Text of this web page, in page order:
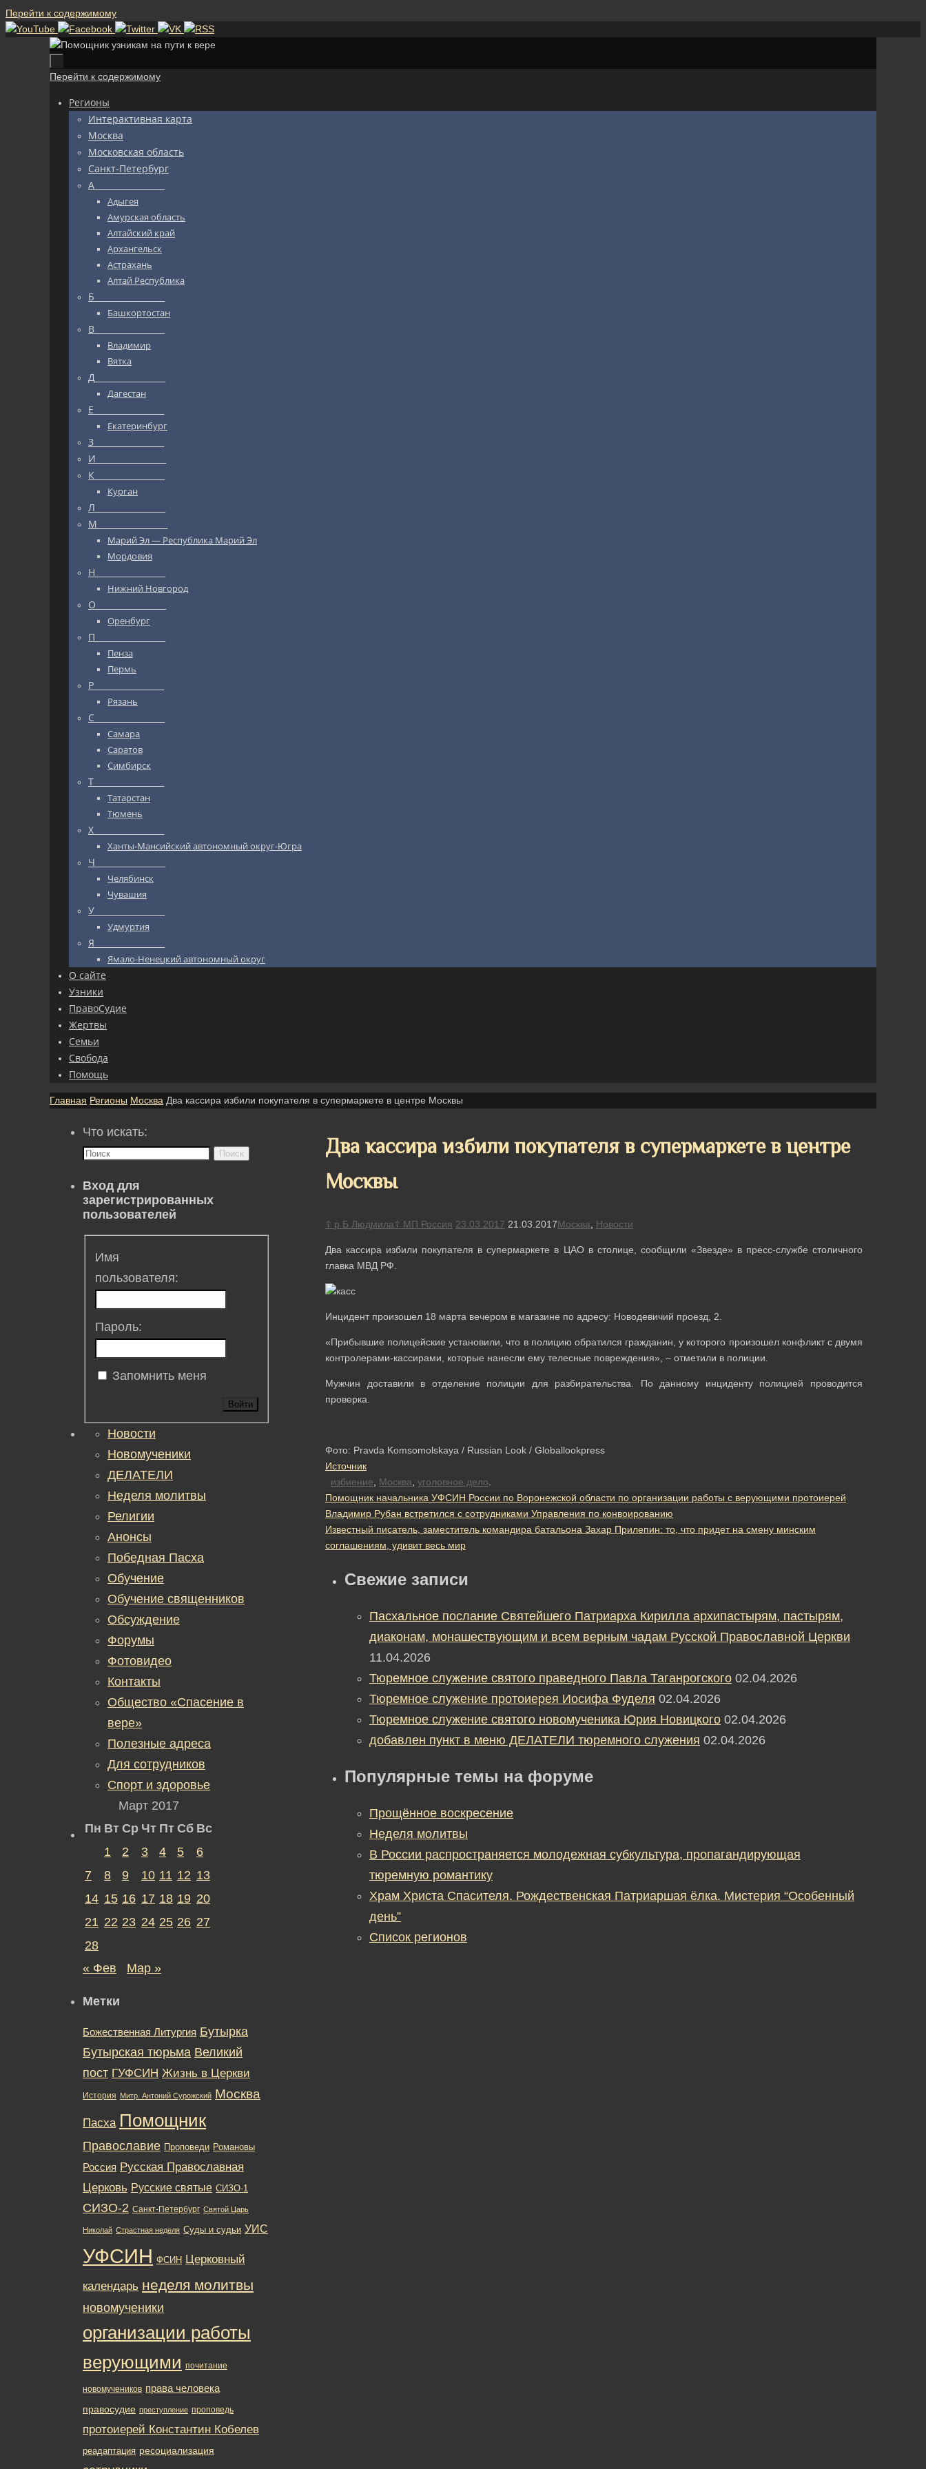
Перейти к содержимому
Перейти к содержимому
Регионы
Интерактивная карта
Москва
Московская область
Санкт-Петербург
А_________________
Адыгея
Амурская область
Алтайский край
Архангельск
Астрахань
Алтай Республика
Б_________________
Башкортостан
В_________________
Владимир
Вятка
Д_________________
Дагестан
Е_________________
Екатеринбург
З_________________
И_________________
К_________________
Курган
Л_________________
М_________________
Марий Эл — Республика Марий Эл
Мордовия
Н_________________
Нижний Новгород
О_________________
Оренбург
П_________________
Пенза
Пермь
Р_________________
Рязань
С_________________
Самара
Саратов
Симбирск
Т_________________
Татарстан
Тюмень
Х_________________
Ханты-Мансийский автономный округ-Югра
Ч_________________
Челябинск
Чувашия
У_________________
Удмуртия
Я_________________
Ямало-Ненецкий автономный округ
О сайте
Узники
ПравоСудие
Жертвы
Семьи
Свобода
Помощь
Главная Регионы Москва Два кассира избили покупателя в супермаркете в центре Москвы
Два кассира избили покупателя в супермаркете в центре
Москвы
☦ р Б Людмила☦ МП Россия 23.03.2017 21.03.2017Москва Новости
Два кассира избили покупателя в супермаркете в ЦАО в столице, сообщили «Звезде» в пресс-службе столичного
главка МВД РФ.
Инцидент произошел 18 марта вечером в магазине по адресу: Новодевичий проезд, 2.
«Прибывшие полицейские установили, что в полицию обратился гражданин, у которого произошел конфликт с двумя
контролерами-кассирами, которые нанесли ему телесные повреждения», – отметили в полиции.
Мужчин доставили в отделение полиции для разбирательства. По данному инциденту полицией проводится
проверка.
Фото: Pravda Komsomolskaya / Russian Look / Globallookpress
Источник
избиение
Москва уголовное дело
Помощник начальника УФСИН России по Воронежской области по организации работы с верующими протоиерей
Владимир Рубан встретился с сотрудниками Управления по конвоированию
Известный писатель, заместитель командира батальона Захар Прилепин: то, что придет на смену минским
соглашениям, удивит весь мир
Свежие записи
Пасхальное послание Святейшего Патриарха Кирилла архипастырям, пастырям,
диаконам, монашествующим и всем верным чадам Русской Православной Церкви
11.04.2026
Тюремное служение святого праведного Павла Таганрогского 02.04.2026
Тюремное служение протоиерея Иосифа Фуделя 02.04.2026
Тюремное служение святого новомученика Юрия Новицкого 02.04.2026
добавлен пункт в меню ДЕЛАТЕЛИ тюремного служения 02.04.2026
Популярные темы на форуме
Прощённое воскресение
Неделя молитвы
В России распространяется молодежная субкультура, пропагандирующая
тюремную романтику
Храм Христа Спасителя. Рождественская Патриаршая ёлка. Мистерия “Особенный
день”
Список регионов
Что искать:
Поиск
Вход для
зарегистрированных
пользователей
Имя
пользователя:
Пароль:
Запомнить меня
Войти
Новости
Новомученики
ДЕЛАТЕЛИ
Неделя молитвы
Религии
Анонсы
Победная Пасха
Обучение
Обучение священников
Обсуждение
Форумы
Фотовидео
Контакты
Общество «Спасение в
вере»
Полезные адреса
Для сотрудников
Спорт и здоровье
Март 2017
Пн Вт Ср Чт Пт Сб Вс
1
2 3 4 5
6
7
8 9 10 11 12 13
14 15 16 17 18 19 20
21 22 23 24 25 26 27
28
« Фев
Мар »
Метки
Божественная Литургия Бутырка
Бутырская тюрьма Великий
пост ГУФСИН Жизнь в Церкви
История Митр. Антоний Сурожский Москва
Пасха Помощник
Православие Проповеди Романовы
Россия Русская Православная
Церковь Русские святые СИЗО-1
СИЗО-2 Санкт-Петербург Святой Царь
Николай Страстная неделя Суды и судьи УИС
УФСИН ФСИН Церковный
календарь неделя молитвы
новомученики
организации работы
верующими почитание
новомучеников права человека
правосудие преступление проповедь
протоиерей Константин Кобелев
реадаптация ресоциализация